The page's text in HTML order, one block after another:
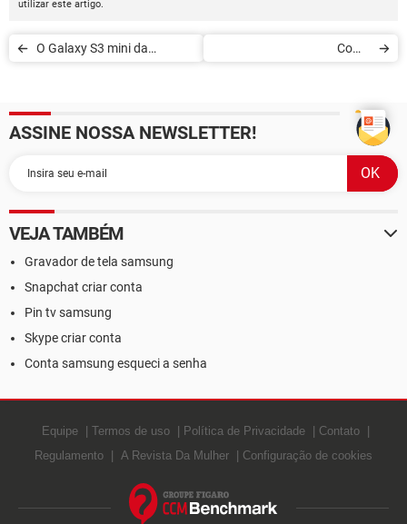
utilizar este artigo.
O Galaxy S3 mini da
Como
ASSINE NOSSA NEWSLETTER!
VEJA TAMBÉM
Gravador de tela samsung
Snapchat criar conta
Pin tv samsung
Skype criar conta
Conta samsung esqueci a senha
Equipe Termos de uso Política de Privacidade
Contato
Regulamento
A Revista Da Mulher Configuração de cookies